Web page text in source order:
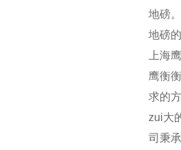
地磅
地磅
上海
鹰衡
求的
zui大
司秉